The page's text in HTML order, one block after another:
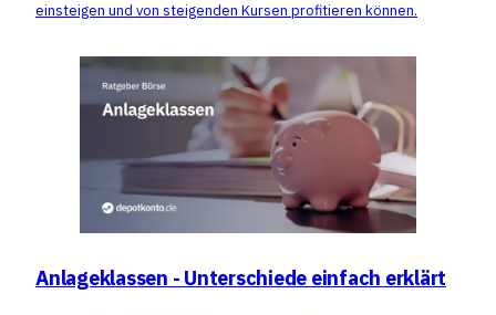
einsteigen und von steigenden Kursen profitieren können.
Anlageklassen - Unterschiede einfach erklärt